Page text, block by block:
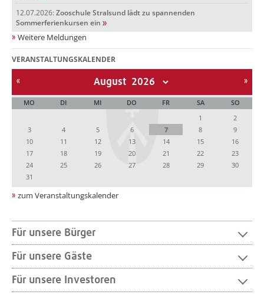
12.07.2026: Zooschule Stralsund lädt zu spannenden
Sommerferienkursen ein
Weitere Meldungen
VERANSTALTUNGSKALENDER
August
MO DI MI DO FR SA
SO
1
2
3
4 5 6 7 8
9
10
11 12 13 14 15
16
17
18 19 20 21 22
23
24
25 26 27 28 29
30
31
zum Veranstaltungskalender
Für unsere Bürger
Für unsere Gäste
Für unsere Investoren